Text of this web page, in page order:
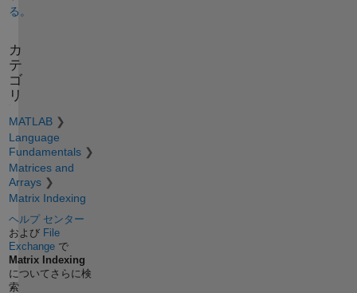
る。
カ
テ
ゴ
リ
MATLAB
Language
Fundamentals
Matrices and
Arrays
Matrix Indexing
ヘルプ センター
および File
Exchangeで
Matrix Indexing
についてさらに検
索